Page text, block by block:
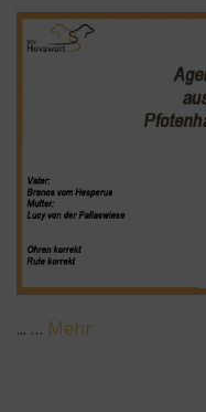
... … Mehr